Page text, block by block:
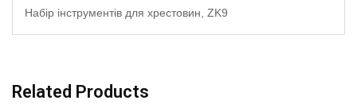
Набір інструментів для хрестовин, ZK9
Related Products